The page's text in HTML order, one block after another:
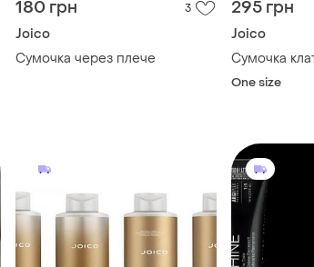
180 грн 3
Joico
Сумочка через плече
295 грн
Joico
Сумочка
One size